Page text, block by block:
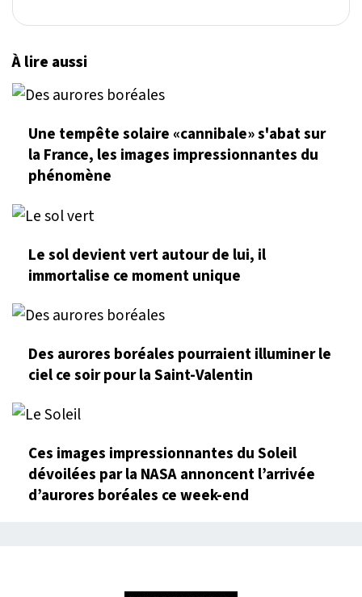
À lire aussi
Une tempête solaire «cannibale» s'abat sur
la France, les images impressionnantes du
phénomène
Le sol devient vert autour de lui, il
immortalise ce moment unique
Des aurores boréales pourraient illuminer le
ciel ce soir pour la Saint-Valentin
Ces images impressionnantes du Soleil
dévoilées par la NASA annoncent l’arrivée
d’aurores boréales ce week-end